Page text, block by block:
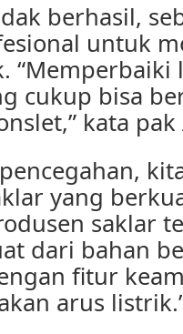
berhasil,
untuk
cukup bisa
kata pak
yang
saklar
dari bahan
fitur
arus